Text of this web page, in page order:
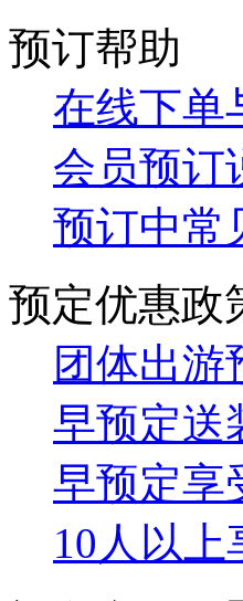
预订帮助
在线下单
会员预订
预订中常
预定优惠政
团体出游
早预定送
早预定享
10人以上